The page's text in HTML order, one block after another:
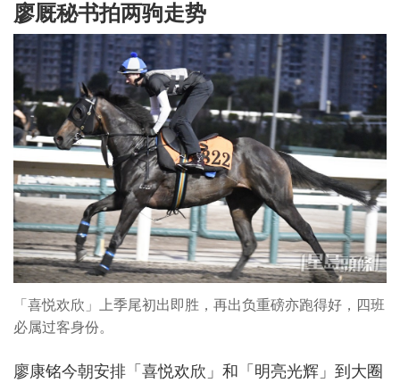
廖厩秘书拍两驹走势
「喜悦欢欣」上季尾初出即胜，再出负重磅亦跑得好，四班
必属过客身份。
廖康铭今朝安排「喜悦欢欣」和「明亮光辉」到大圈